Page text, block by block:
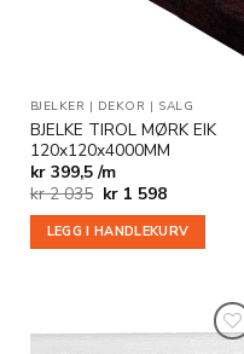
BJELKER | DEKOR | SALG
BJELKE TIROL MØRK EIK
120x120x4000MM
kr 399,5 /m
kr2 035 Opprinnelig
var:
kr 2
035.
kr1 598Nåværende
er:
kr 1
598.
LEGG I HANDLEKURV